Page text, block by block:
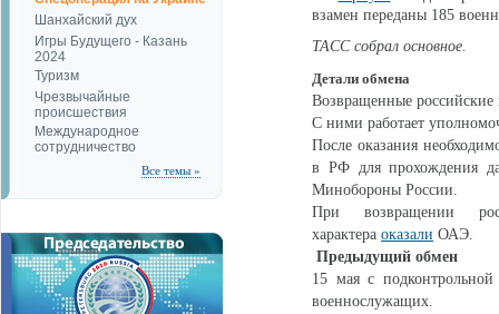
Шанхайский дух
Игры Будущего - Казань
2024
Туризм
Чрезвычайные
происшествия
Международное
сотрудничество
Все темы »
взамен переданы 185
ТАСС собрал основное.
Детали обмена
Возвращенные российские
С ними работает
После оказания
в РФ для прохождения
Минобороны России.
При возвращении
характера оказали ОАЭ.
Предыдущий обмен
15 мая с
военнослужащих.